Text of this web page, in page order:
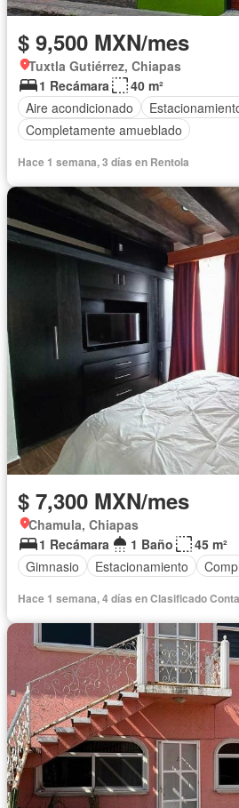
$ 9,500 MXN/mes
Tuxtla Gutiérrez, Chiapas
1 Recámara
40 m²
Aire acondicionado
Completamente amueblado
Hace 1 semana, 3 días en Rentola
$ 7,300 MXN/mes
Chamula, Chiapas
1 Recámara
1 Baño
45 m²
Gimnasio
Estacionamiento
Hace 1 semana, 4 días en Clasificado